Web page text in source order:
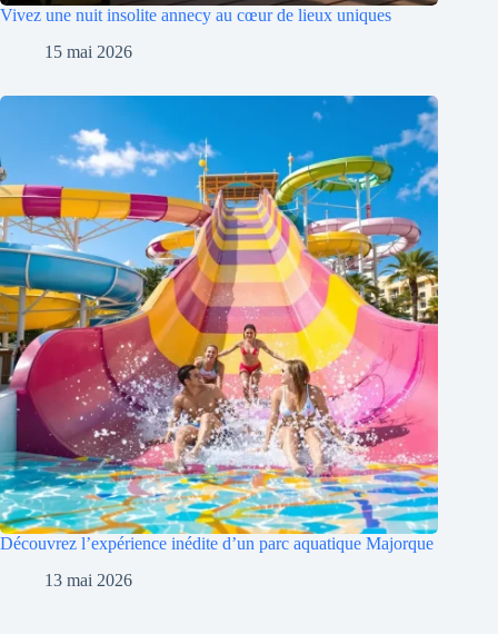
Vivez une nuit insolite annecy au cœur de lieux uniques
15 mai 2026
Découvrez l’expérience inédite d’un parc aquatique Majorque
13 mai 2026